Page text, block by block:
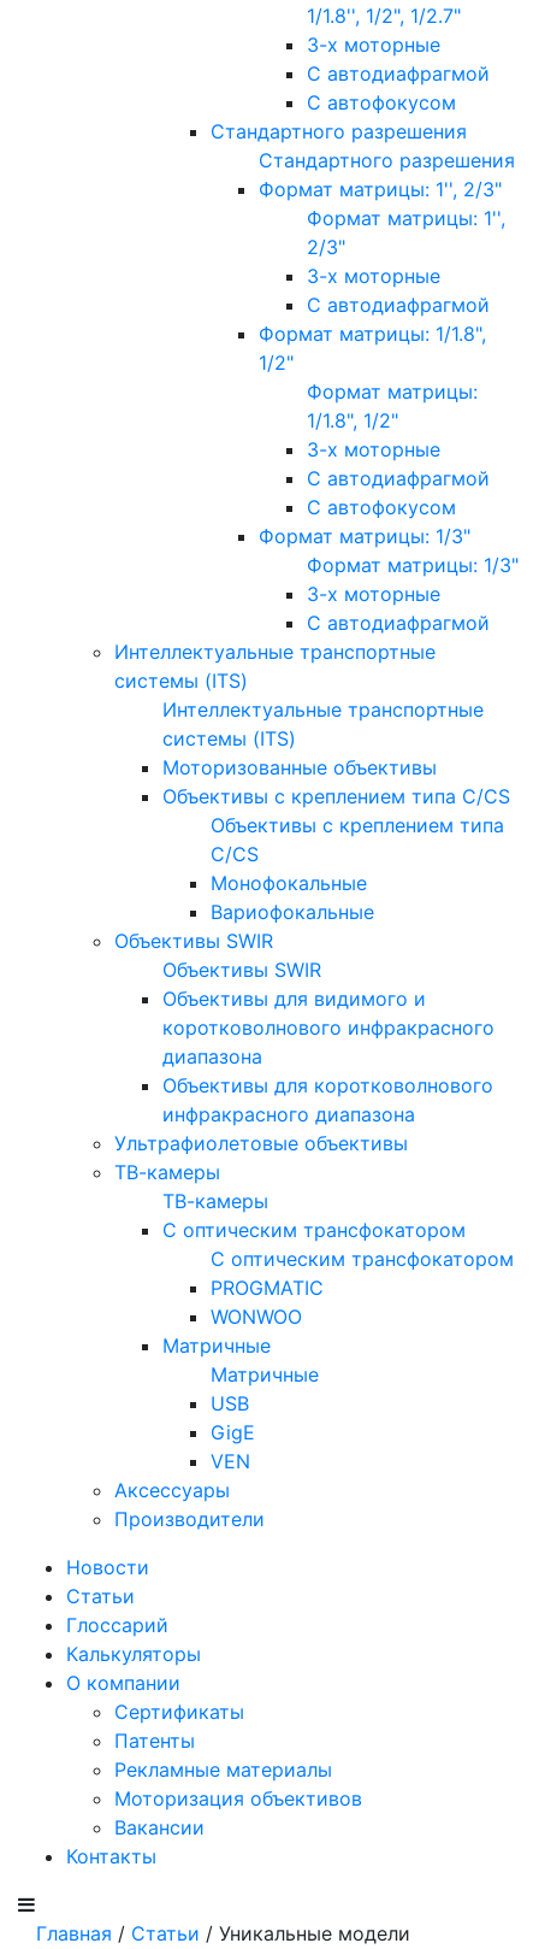
1/1.8'', 1/2", 1/2.7"
3-х моторные
С автодиафрагмой
С автофокусом
Стандартного разрешения
Стандартного разрешения
Формат матрицы: 1'', 2/3"
Формат матрицы: 1'',
2/3"
3-х моторные
С автодиафрагмой
Формат матрицы: 1/1.8",
1/2"
Формат матрицы:
1/1.8", 1/2"
3-х моторные
С автодиафрагмой
С автофокусом
Формат матрицы: 1/3"
Формат матрицы: 1/3"
3-х моторные
С автодиафрагмой
Интеллектуальные транспортные
системы (ITS)
Интеллектуальные транспортные
системы (ITS)
Моторизованные объективы
Объективы с креплением типа C/CS
Объективы с креплением типа
C/CS
Монофокальные
Вариофокальные
Объективы SWIR
Объективы SWIR
Объективы для видимого и
коротковолнового инфракрасного
диапазона
Объективы для коротковолнового
инфракрасного диапазона
Ультрафиолетовые объективы
ТВ-камеры
ТВ-камеры
С оптическим трансфокатором
С оптическим трансфокатором
PROGMATIC
WONWOO
Матричные
Матричные
USB
GigE
VEN
Аксессуары
Производители
Новости
Статьи
Глоссарий
Калькуляторы
О компании
Сертификаты
Патенты
Рекламные материалы
Моторизация объективов
Вакансии
Контакты
Главная / Статьи / Уникальные модели